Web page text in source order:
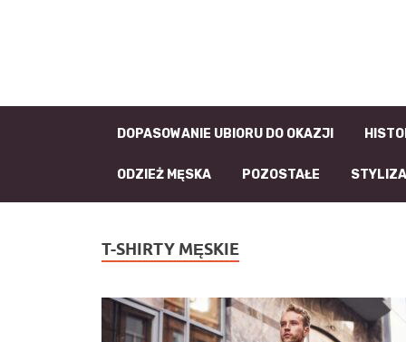
DOPASOWANIE UBIORU DO OKAZJI
ODZIEŻ MĘSKA POZOSTAŁE
T-SHIRTY MĘSKIE